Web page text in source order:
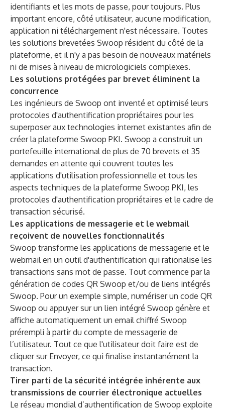
identifiants et les mots de passe, pour toujours. Plus
important encore, côté utilisateur, aucune modification,
application ni téléchargement n'est nécessaire. Toutes
les solutions brevetées Swoop résident du côté de la
plateforme, et il n'y a pas besoin de nouveaux matériels
ni de mises à niveau de micrologiciels complexes.
Les solutions protégées par brevet éliminent la
concurrence
Les ingénieurs de Swoop ont inventé et optimisé leurs
protocoles d'authentification propriétaires pour les
superposer aux technologies internet existantes afin de
créer la plateforme Swoop PKI. Swoop a construit un
portefeuille internationalde plus de 70 brevets et 35
demandes en attente qui couvrent toutes les
applications d'utilisation professionnelle et tous les
aspects techniques de la plateforme Swoop PKI, les
protocoles d'authentification propriétaires et le cadre de
transaction sécurisé.
Les applications de messagerie et le webmail
reçoivent de nouvelles fonctionnalités
Swoop transforme les applications de messagerie et le
webmail en un outil d'authentification qui rationalise les
transactions sans mot de passe. Tout commence par la
génération de codes QR Swoop et/ou de liens intégrés
Swoop. Pour un exemple simple, numériser un code QR
Swoop ou appuyer sur un lien intégré Swoop génère et
affiche automatiquement un email chiffré Swoop
prérempli à partir du compte de messagerie de
l’utilisateur. Tout ce que l'utilisateur doit faire est de
cliquer sur Envoyer, ce qui finalise instantanément la
transaction.
Tirer parti de la sécurité intégrée inhérente aux
transmissions de courrier électronique actuelles
Le réseau mondial d’authentification de Swoop exploite